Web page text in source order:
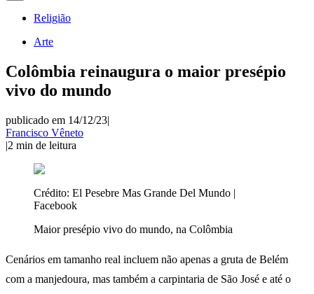
Religião
Arte
Colômbia reinaugura o maior presépio
vivo do mundo
publicado em 14/12/23|
Francisco Vêneto
|2 min de leitura
Crédito: El Pesebre Mas Grande Del Mundo |
Facebook
Maior presépio vivo do mundo, na Colômbia
Cenários em tamanho real incluem não apenas a gruta de Belém
com a manjedoura, mas também a carpintaria de São José e até o